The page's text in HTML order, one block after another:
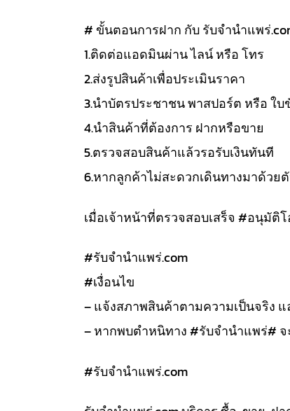
# ขั้นตอนการฝาก กับ รับจำนำแพร่
1.ติดต่อแอดมินผ่าน ไลน์ หรือ โทร
2.ส่งรูปสินค้าเพื่อประเมินราคา
3.นำบัตรประชาชน พาสปอร์ต หรือ ใบ
4.นำสินค้าที่ต้องการ ฝากหรือขาย
5.ตรวจสอบสินค้าแล้วรอรับเงินทันที
6.หากลูกค้าไม่สะดวกเดินทางมาด้วย
เมื่อเจ้าหน้าที่ตรวจสอบเสร็จ #อนุมัติ
#รับจํานําแพร่.com
#เงื่อนไข
– แจ้งสภาพสินค้าตามความเป็นจริง
– หากพบตำหนิทาง #รับจำนำแพร่#
#รับจํานําแพร่.com